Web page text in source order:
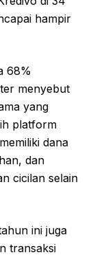
hampir
68%
menyebut
yang
platform
dana
dan
cicilan selain
ini juga
transaksi